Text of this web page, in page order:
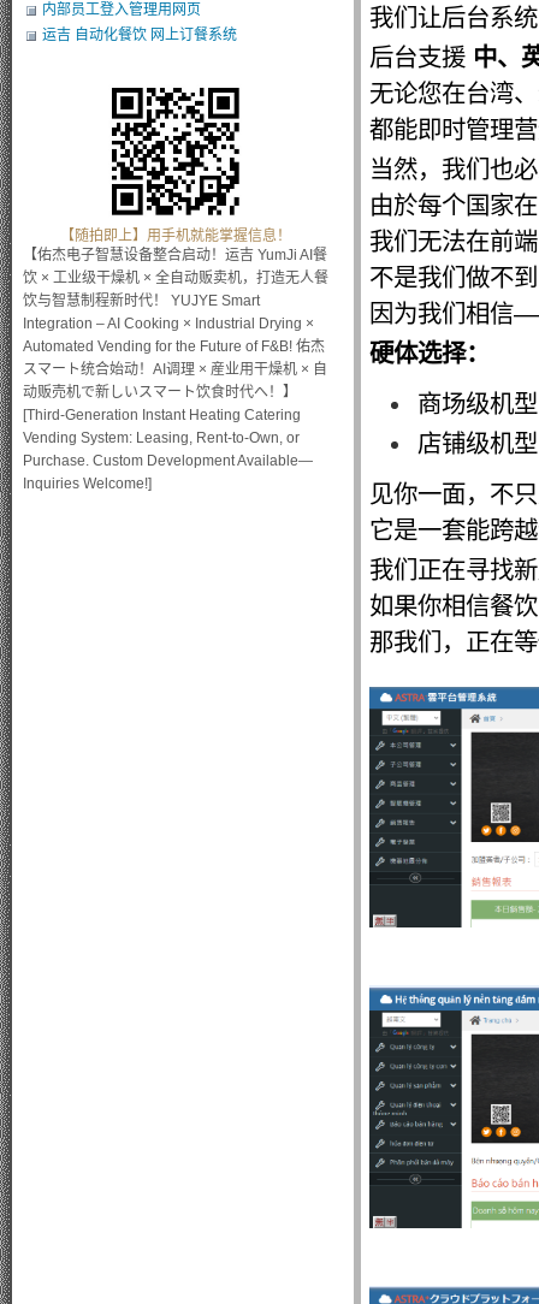
我们让后台系
后台支援 中、
无论您在台湾
都能即时管理
当然，我们也
由於每个国家
我们无法在前
不是我们做不
因为我们相信
硬体选择：
商场级机
店铺级机
见你一面，不
它是一套能跨
我们正在寻找
如果你相信餐
那我们，正在
内部员工登入管理用网页
运吉 自动化餐饮 网上订餐系统
【随拍即上】用手机就能掌握信息！
【佑杰电子智慧设备整合启动！运吉 YumJi AI餐
饮 × 工业级干燥机 × 全自动贩卖机，打造无人餐
饮与智慧制程新时代！ YUJYE Smart
Integration – AI Cooking × Industrial Drying ×
Automated Vending for the Future of F&B! 佑杰
スマート统合始动！AI调理 × 産业用干燥机 × 自
动贩売机で新しいスマート饮食时代へ！】
[Third-Generation Instant Heating Catering
Vending System: Leasing, Rent-to-Own, or
Purchase. Custom Development Available—
Inquiries Welcome!]